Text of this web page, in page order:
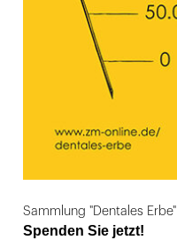
Sammlung "Dentales Erbe"
Spenden Sie jetzt!